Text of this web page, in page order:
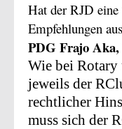
Hat der RJD eine
Empfehlungen
PDG Frajo Aka,
Wie bei Rotary
jeweils der
rechtlicher
muss sich der